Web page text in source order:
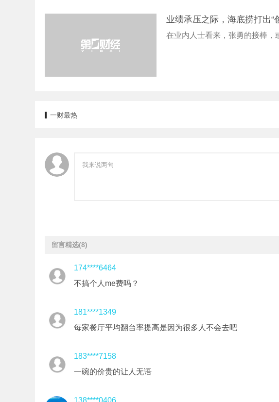
业绩承压之际，海底捞打出“
在业内人士看来，张勇的接棒，
一财最热
留言精选(8)
174****6464
不搞个人me费吗？
181****1349
每家餐厅平均翻台率提高是因为很多人不会去吧
183****7158
一碗的价贵的让人无语
138****0406